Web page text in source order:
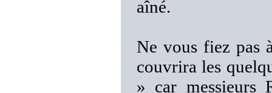
aîné.
Ne vous fiez pas
couvrira les
» car messieurs